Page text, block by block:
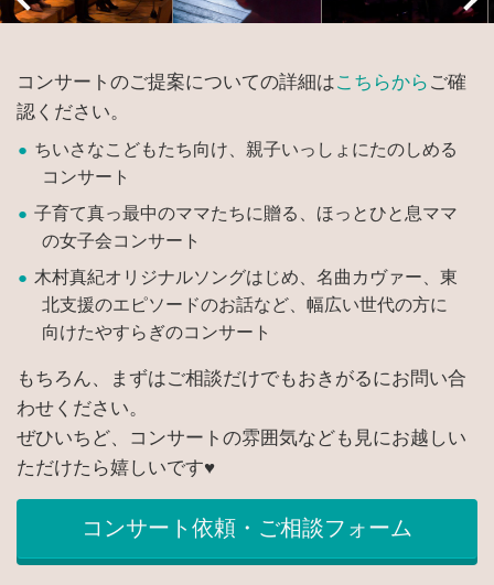
コンサートのご提案についての詳細はこちらから ご確
認ください。
ちいさなこどもたち向け、親子いっしょにたのしめる
コンサート
子育て真っ最中のママたちに贈る、ほっとひと息ママ
の女子会コンサート
木村真紀オリジナルソングはじめ、名曲カヴァー、東
北支援のエピソードのお話など、幅広い世代の方に
向けたやすらぎのコンサート
もちろん、まずはご相談だけでもおきがるにお問い合
わせください。
ぜひいちど、コンサートの雰囲気なども見にお越しい
ただけたら嬉しいです♥
コンサート依頼・ご相談フォーム